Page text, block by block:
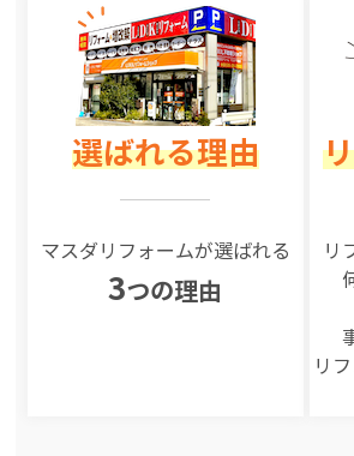
選ばれる理由
マスダリフォームが選ばれる
3つの理由
リ
リ